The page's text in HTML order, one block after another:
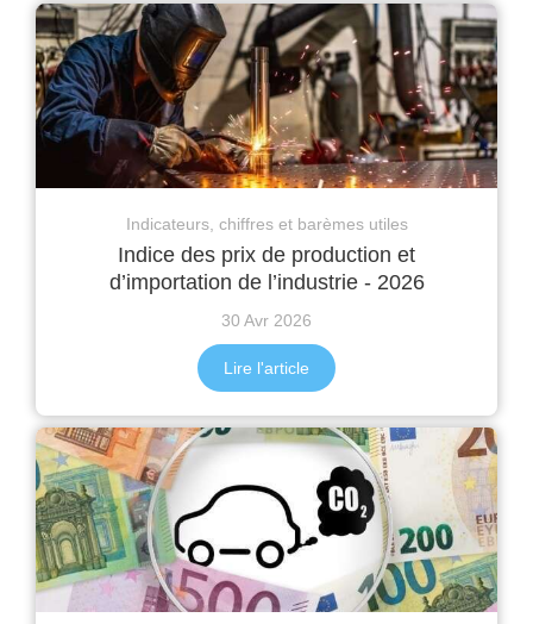
Indicateurs, chiffres et barèmes utiles
Indice des prix de production et
d’importation de l’industrie - 2026
30 Avr 2026
Lire l'article